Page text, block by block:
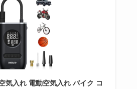
気入れ 電動空気入れ バイク コ